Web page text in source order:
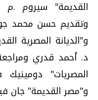
القديمة" سيروم .م
وتقديم حسن محمد
و"الديانة المصرية
د. أحمد قدري
المصريات"
و"مصر القديمة" جان